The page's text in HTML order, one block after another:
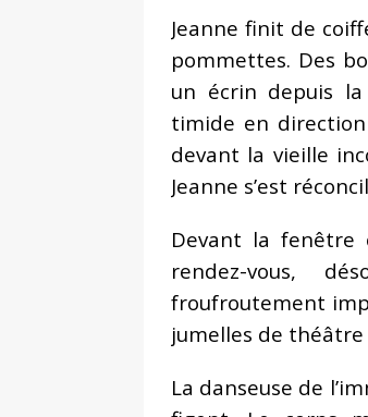
Jeanne finit de
pommettes. Des
un écrin depuis la
timide en
devant la vieille
Jeanne s’est
Devant la fenêtre
rendez-vous,
froufroutement
jumelles de théâtre
La danseuse de